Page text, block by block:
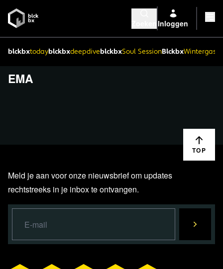
Inloggen
blckbxtodayblckbxdeepdiveblckbxSoul SessionBlckbx
EMA
TOP
Meld je aan voor onze nieuwsbrief om updates
rechtstreeks in je inbox te ontvangen.